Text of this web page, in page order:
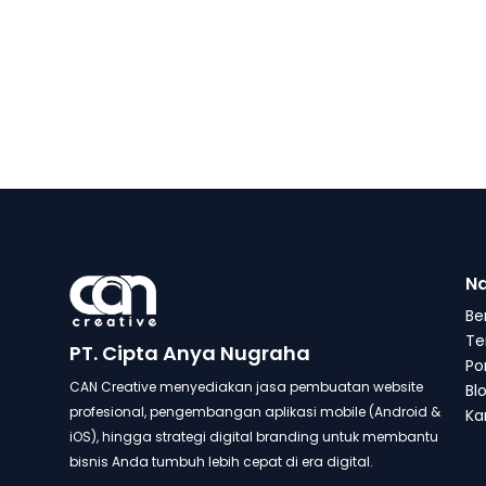
PT. Cipta Anya Nugraha
CAN Creative menyediakan jasa pembuatan website
profesional, pengembangan aplikasi mobile (Android &
iOS), hingga strategi digital branding untuk membantu
bisnis Anda tumbuh lebih cepat di era digital.